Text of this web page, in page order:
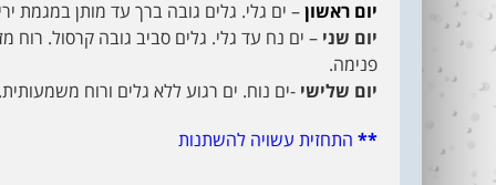
יום ראשון– ים גלי. גלים גובה ברך עד מותן במגמת
יום שני
פנימה.
יום שלישי -ים נוח. ים רגוע ללא גלים ורוח
** התחזית עשויה להשתנות